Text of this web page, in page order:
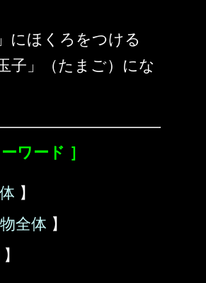
にほくろをつける
子」（たまご）にな
ワード ］
】
全体 】
】